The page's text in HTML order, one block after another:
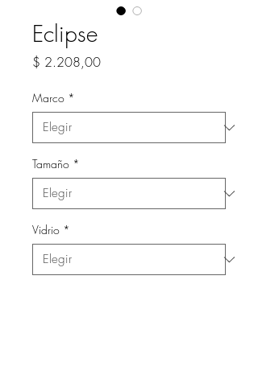
Eclipse
$ 2.208,00Precio
Marco *
Tamaño *
Vidrio *